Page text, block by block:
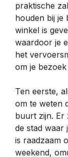
praktische
houden bij je
winkel is
waardoor je
het
om je
Ten eerste,
om te weten
buurt zijn. Er
de stad waar
is raadzaam
weekend,